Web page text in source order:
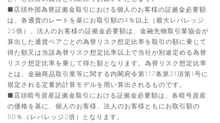
■店頭外国為替証拠金取引における個人のお客様の証拠金必要額
は、各通貨のレートを基にお取引額の4％以上（最大レバレッジ
25倍）、法人のお客様の証拠金必要額は、金融先物取引業協会が
算出した通貨ペアごとの為替リスク想定比率を取引の額に乗じて
得た額又は当該為替リスク想定比率以上で当社が別途定める為替
リスク想定比率を乗じて得た額となります。為替リスク想定比率
とは、金融商品取引業等に関する内閣府令第117条第31項第1号に
規定される定量的計算モデルを用い算出されるものです。
■店頭暗号資産証拠金取引における証拠金必要額は、各暗号資産
の価格を基に、個人のお客様、法人のお客様ともにお取引額の
50％（レバレッジ2倍）となります。